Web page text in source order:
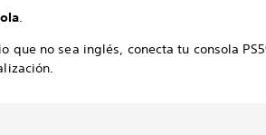
.
que no sea inglés, conecta tu consola